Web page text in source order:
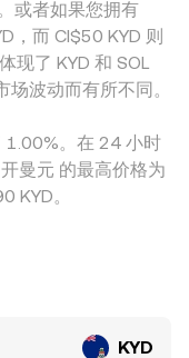
成交、订单簿深度
即时 conversion
层层传导至最终的
高以收敛价差，但
性不均的情况下，
价仍会在短期内出
或者如果您拥有
，而 CI$50 KYD 则
现了 KYD 和 SOL
波动而有所不同。
1.00%。在 24 小时
曼元 的最高价格为
KYD。
KYD